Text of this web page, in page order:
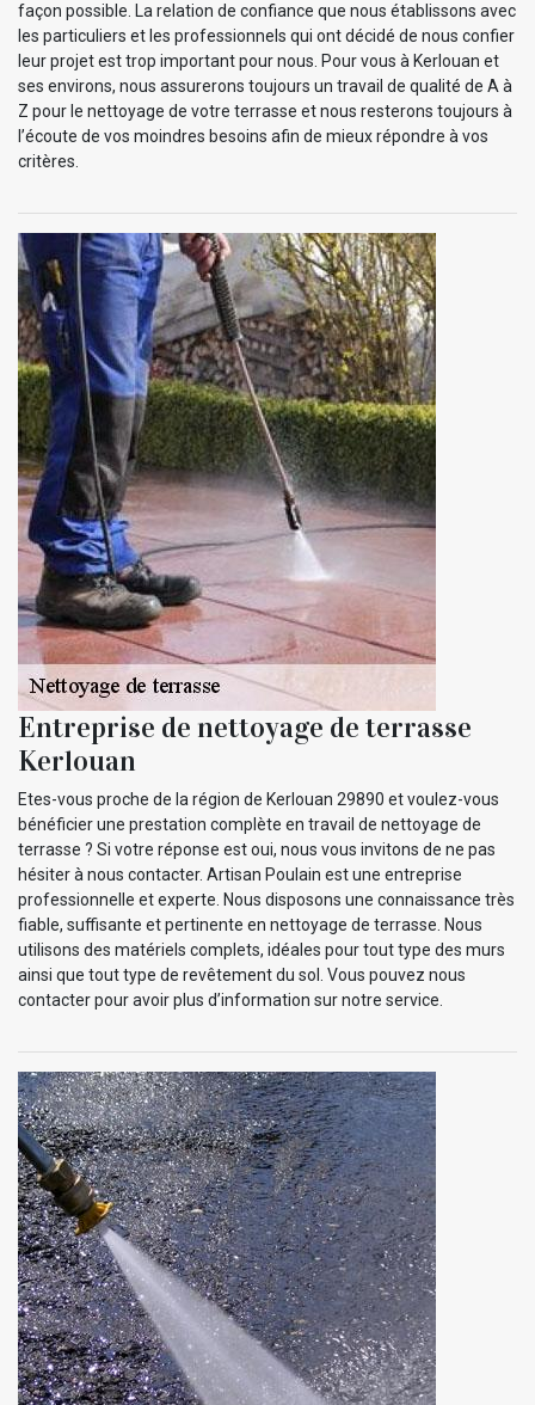
façon possible. La relation de confiance que nous établissons avec
les particuliers et les professionnels qui ont décidé de nous confier
leur projet est trop important pour nous. Pour vous à Kerlouan et
ses environs, nous assurerons toujours un travail de qualité de A à
Z pour le nettoyage de votre terrasse et nous resterons toujours à
l’écoute de vos moindres besoins afin de mieux répondre à vos
critères.
Entreprise de nettoyage de terrasse
Kerlouan
Etes-vous proche de la région de Kerlouan 29890 et voulez-vous
bénéficier une prestation complète en travail de nettoyage de
terrasse ? Si votre réponse est oui, nous vous invitons de ne pas
hésiter à nous contacter. Artisan Poulain est une entreprise
professionnelle et experte. Nous disposons une connaissance très
fiable, suffisante et pertinente en nettoyage de terrasse. Nous
utilisons des matériels complets, idéales pour tout type des murs
ainsi que tout type de revêtement du sol. Vous pouvez nous
contacter pour avoir plus d’information sur notre service.